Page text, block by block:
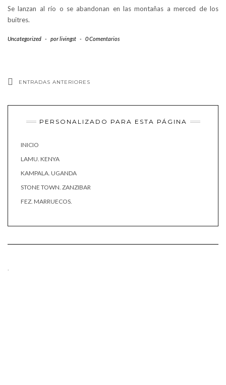
Se lanzan al río o se abandonan en las montañas a merced de los
buitres.
Uncategorized - porlivingst - 0 Comentarios
ENTRADAS ANTERIORES
PERSONALIZADO PARA ESTA PÁGINA
INICIO
LAMU. KENYA
KAMPALA. UGANDA
STONE TOWN. ZANZIBAR
FEZ. MARRUECOS.
.